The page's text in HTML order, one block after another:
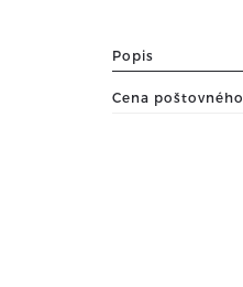
Popis
Cena poštovného